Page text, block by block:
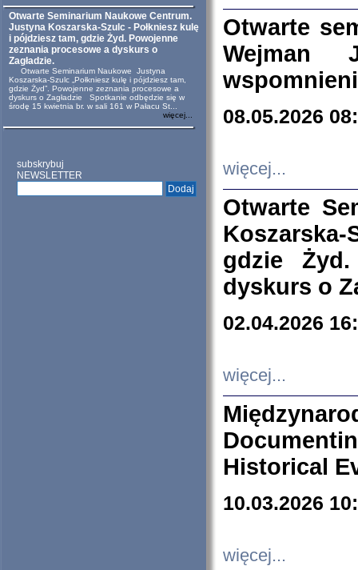
Otwarte Seminarium Naukowe Centrum.
Justyna Koszarska-Szulc - Połkniesz kulę
i pójdziesz tam, gdzie Żyd. Powojenne
zeznania procesowe a dyskurs o
Zagładzie.
Otwarte Seminarium Naukowe Justyna
Koszarska-Szulc „Połkniesz kulę i pójdziesz tam,
gdzie Żyd”. Powojenne zeznania procesowe a
dyskurs o Zagładzie Spotkanie odbędzie się w
środę 15 kwietnia br. w sali 161 w Pałacu St...
więcej...
subskrybuj
NEWSLETTER
Otwarte
Wejman
08.05.2026
więcej...
Otwarte
Koszarska-
gdzie
dyskurs o
02.04.2026
więcej...
Historical
10.03.2026
więcej...